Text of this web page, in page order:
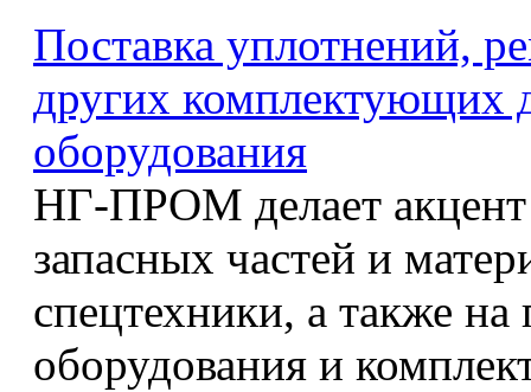
Поставка уплотнений,
других комплектующих
оборудования
НГ-ПРОМ делает акцент
запасных частей и
спецтехники, а также на
оборудования и